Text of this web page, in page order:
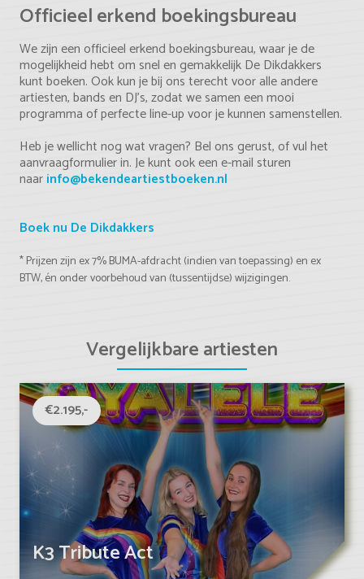
Officieel erkend boekingsbureau
We zijn een officieel erkend boekingsbureau, waar je de
mogelijkheid hebt om snel en gemakkelijk De Dikdakkers
kunt boeken. Ook kun je bij ons terecht voor alle andere
artiesten, bands en DJ's, zodat we samen een mooi
programma of perfecte line-up voor je kunnen samenstellen.
Heb je wellicht nog wat vragen? Bel ons gerust, of vul het
aanvraagformulier in. Je kunt ook een e-mail sturen
naarinfo@bekendeartiestboeken.nl
Boek nu De Dikdakkers
* Prijzen zijn ex 7% BUMA-afdracht (indien van toepassing) en ex
BTW, én onder voorbehoud van (tussentijdse) wijzigingen.
Vergelijkbare artiesten
€2.195,-
K3 Tribute Act